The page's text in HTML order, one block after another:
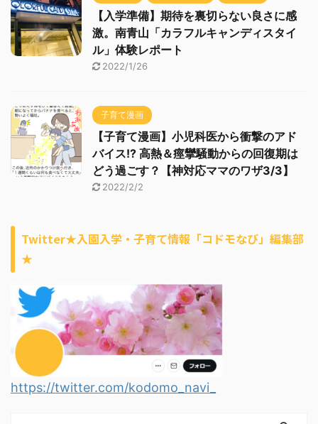
【入学準備】期待を裏切らない良さに感
激。南青山「カラフルキャンディスタイ
ル」体験レポート
2022/1/26
子育て漫画
【子育て漫画】小児科医から衝撃のアド
バイス!? 高熱＆痙攣騒動からの回復期は
どう過ごす？【神対応ママのワザ3/3】
2022/2/2
Twitter★入園入学・子育て情報「コドモなび」編集部
★
https://twitter.com/kodomo_navi_